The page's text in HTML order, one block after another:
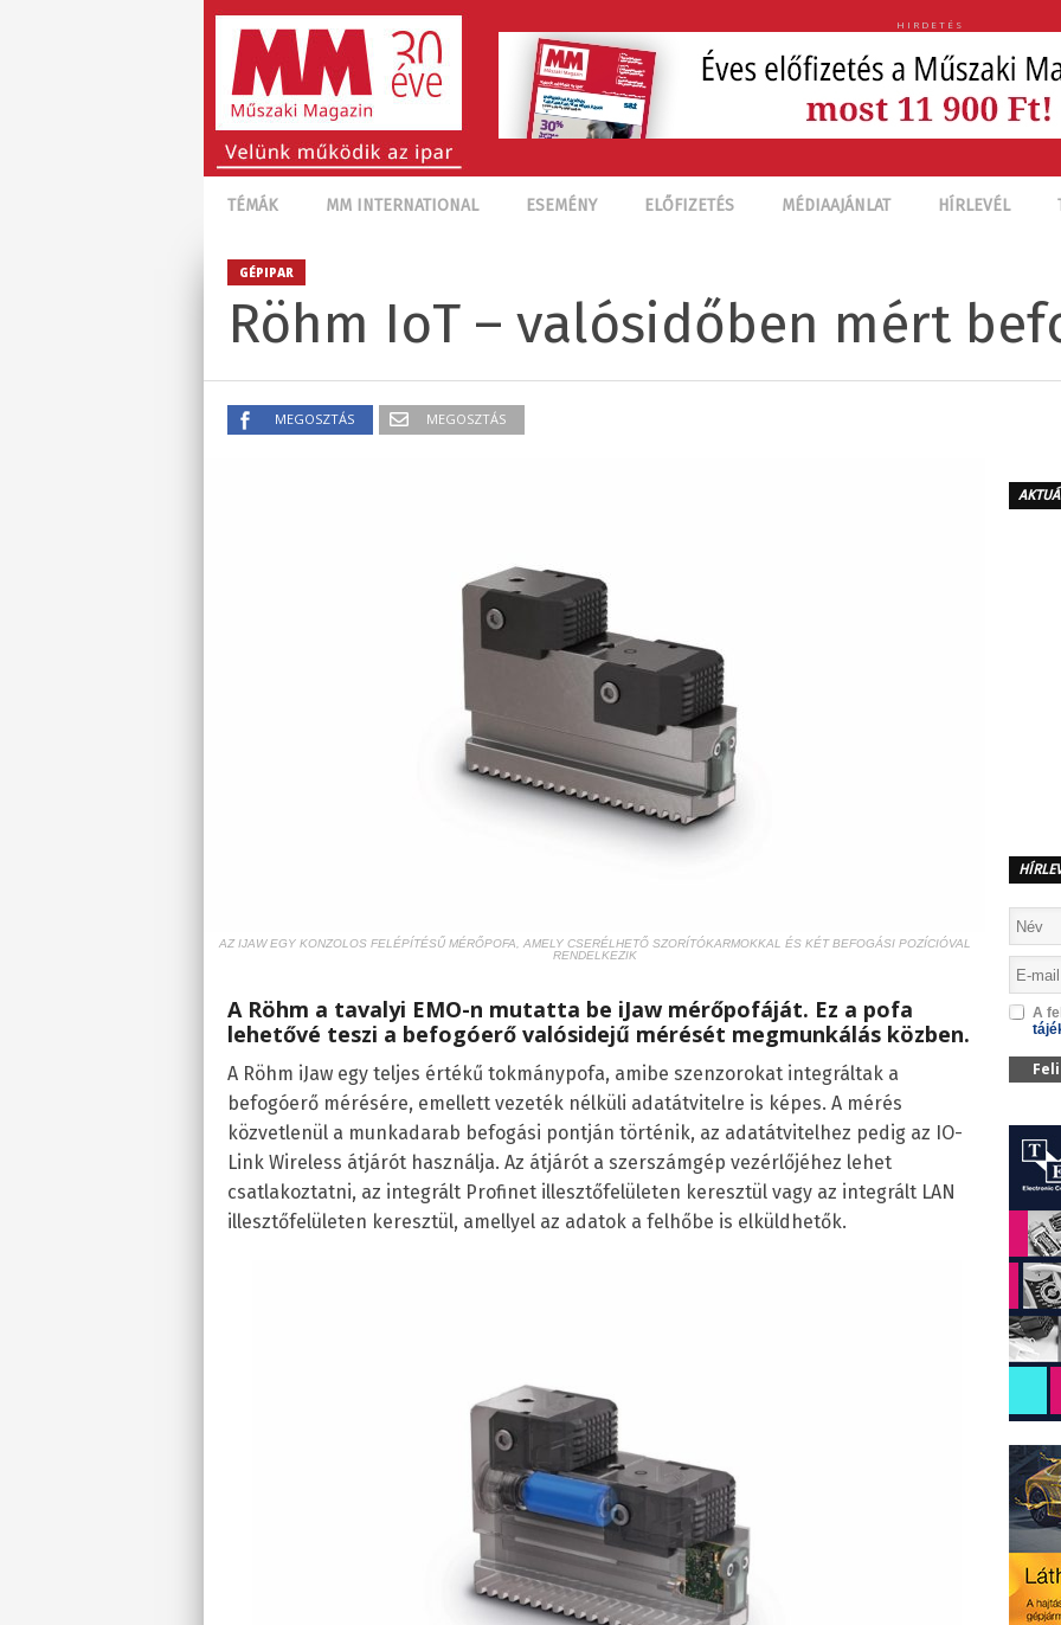
HIRDETÉS
TÉMÁK MM INTERNATIONAL ESEMÉNY ELŐFIZETÉS MÉDIAAJÁNLAT HÍRLEVÉL
GÉPIPAR
Röhm IoT – valósidőben mért
MEGOSZTÁS MEGOSZTÁS
AZ IJAW EGY KONZOLOS FELÉPÍTÉSŰ MÉRŐPOFA, AMELY CSERÉLHETŐ SZORÍTÓKARMOKKAL ÉS KÉT BEFOGÁSI POZÍCIÓVAL
RENDELKEZIK
A Röhm a tavalyi EMO-n mutatta be iJaw mérőpofáját. Ez a pofa
lehetővé teszi a befogóerő valósidejű mérését megmunkálás közben.
A Röhm iJaw egy teljes értékű tokmánypofa, amibe szenzorokat integráltak a
befogóerő mérésére, emellett vezeték nélküli adatátvitelre is képes. A mérés
közvetlenül a munkadarab befogási pontján történik, az adatátvitelhez pedig az IO-
Link Wireless átjárót használja. Az átjárót a szerszámgép vezérlőjéhez lehet
csatlakoztatni, az integrált Profinet illesztőfelületen keresztül vagy az integrált LAN
illesztőfelületen keresztül, amellyel az adatok a felhőbe is elküldhetők.
A